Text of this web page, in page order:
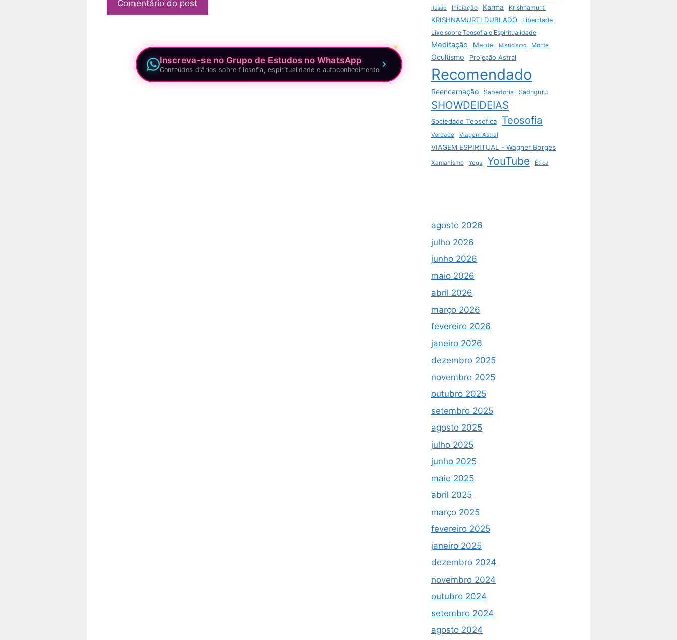
Inscreva-se no Grupo de Estudos no WhatsApp
Conteúdos diários sobre filosofia, espiritualidade e autoconhecimento
ilusão Iniciação Karma Krishnamurti
KRISHNAMURTI DUBLADO
Liberdade
Live sobre Teosofia e Espiritualidade
Meditação Mente Misticismo Morte
Ocultismo Projeção Astral
Recomendado
Reencarnação Sabedoria Sadhguru
SHOWDEIDEIAS
Sociedade Teosófica Teosofia
Verdade Viagem Astral
VIAGEM ESPIRITUAL - Wagner Borges
Xamanismo Yoga YouTube Ética
agosto 2026
julho 2026
junho 2026
maio 2026
abril 2026
março 2026
fevereiro 2026
janeiro 2026
dezembro 2025
novembro 2025
outubro 2025
setembro 2025
agosto 2025
julho 2025
junho 2025
maio 2025
abril 2025
março 2025
fevereiro 2025
janeiro 2025
dezembro 2024
novembro 2024
outubro 2024
setembro 2024
agosto 2024